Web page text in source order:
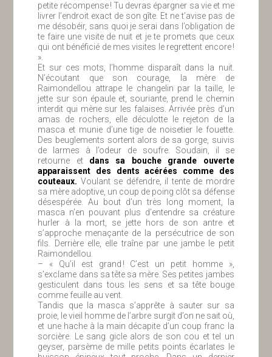
petite récompense ! Tu devras épargner sa vie et me
livrer l’endroit exact de son gîte. Et ne t’avise pas de
me désobéir, sans quoi je serai dans l’obligation de
te faire une visite de nuit et je te promets que ceux
qui ont bénéficié de mes visites le regrettent encore !
».
Et sur ces mots, l’homme disparaît dans la nuit.
N’écoutant que son courage, la mère de
Raimondellou attrape le changelin par la taille, le
jette sur son épaule et, souriante, prend le chemin
interdit qui mène sur les falaises. Arrivée près d’un
amas de rochers, elle déculotte le rejeton de la
masca et munie d’une tige de noisetier le fouette.
Des beuglements sortent alors de sa gorge, suivis
de larmes à l’odeur de soufre. Soudain, il se
retourne et dans sa bouche grande ouverte
apparaissent des dents acérées comme des
couteaux. Voulant se défendre, il tente de mordre
sa mère adoptive, un coup de poing clôt sa défense
désespérée. Au bout d’un très long moment, la
masca n’en pouvant plus d’entendre sa créature
hurler à la mort, se jette hors de son antre et
s’approche menaçante de la persécutrice de son
fils. Derrière elle, elle traîne par une jambe le petit
Raimondellou.
– « Qu’il est grand ! C’est un petit homme »,
s’exclame dans sa tête sa mère. Ses petites jambes
gesticulent dans tous les sens et sa tête bouge
comme feuille au vent.
Tandis que la masca s’apprête à sauter sur sa
proie, le vieil homme de l’arbre surgit d’on ne sait où,
et une hache à la main décapite d’un coup franc la
sorcière. Le sang gicle alors de son cou et tel un
geyser, parsème de mille petits points écarlates le